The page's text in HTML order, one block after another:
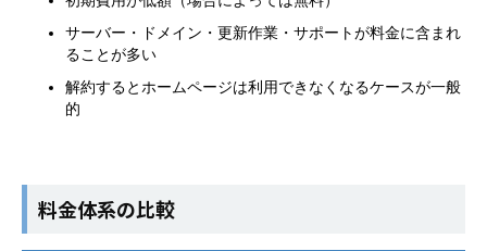
サーバー・ドメイン・更新作業・サポートが料金に含まれ
ることが多い
解約するとホームページは利用できなくなるケースが一般
的
料金体系の比較